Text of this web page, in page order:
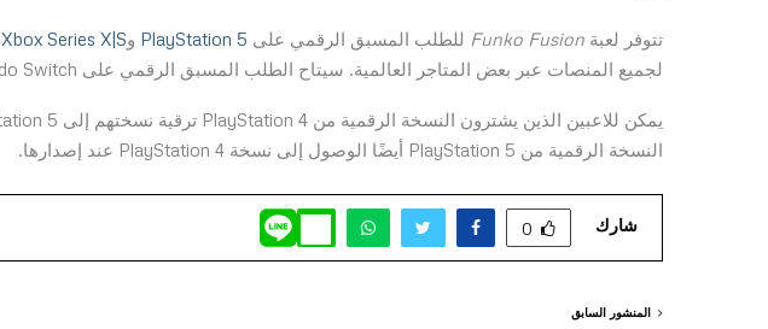
تتوفر لعبة Funko Fusion للطلب المسبق الرقمي على PlayStation 5 وXbox Series X|S
لجميع المنصات عبر بعض المتاجر العالمية. سيتاح الطلب المسبق الرقمي على Nintendo Switch و PlayStation 4 قريبًا.
النسخة الرقمية من PlayStation 5 أيضًا الوصول إلى نسخة PlayStation 4 عند إصدارها.
شارك 0
المنشور السابق